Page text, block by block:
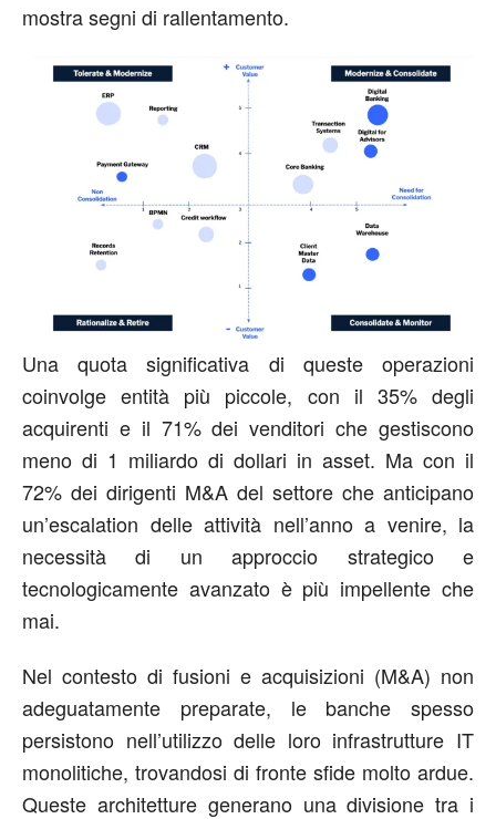
mostra segni di rallentamento.
Una quota significativa di queste operazioni
coinvolge entità più piccole, con il 35% degli
acquirenti e il 71% dei venditori che gestiscono
meno di 1 miliardo di dollari in asset. Ma con il
72% dei dirigenti M&A del settore che anticipano
un’escalation delle attività nell’anno a venire, la
necessità di un approccio strategico e
tecnologicamente avanzato è più impellente che
mai.
Nel contesto di fusioni e acquisizioni (M&A) non
adeguatamente preparate, le banche spesso
persistono nell’utilizzo delle loro infrastrutture IT
monolitiche, trovandosi di fronte sfide molto ardue.
Queste architetture generano una divisione tra i